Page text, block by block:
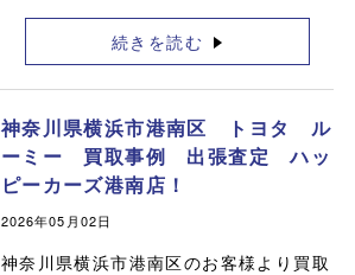
続きを読む
神奈川県横浜市港南区 トヨタ ル
ーミー 買取事例 出張査定 ハッ
ピーカーズ港南店！
2026年05月02日
神奈川県横浜市港南区のお客様より買取